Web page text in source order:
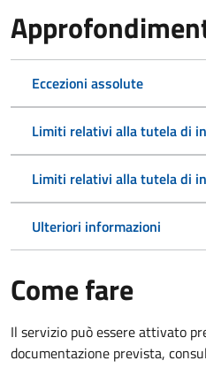
Eccezioni assolute
Limiti relativi alla tutela di
Limiti relativi alla tutela di
Ulteriori informazioni
Come fare
Il servizio può essere attivato
documentazione prevista,